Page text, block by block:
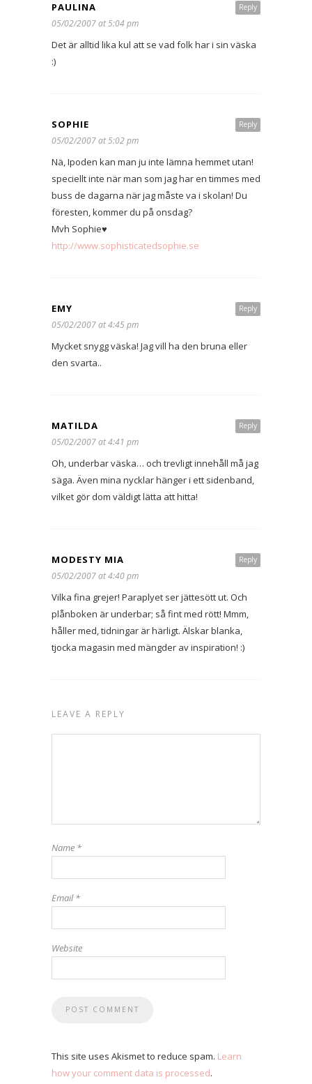
Reply
PAULINA
05/02/2007 at 5:04 pm
Det är alltid lika kul att se vad folk har i sin väska
:)
Reply
SOPHIE
05/02/2007 at 5:02 pm
Nä, Ipoden kan man ju inte lämna hemmet utan!
speciellt inte när man som jag har en timmes med
buss de dagarna när jag måste va i skolan! Du
föresten, kommer du på onsdag?
Mvh Sophie♥
http://www.sophisticatedsophie.se
Reply
EMY
05/02/2007 at 4:45 pm
Mycket snygg väska! Jag vill ha den bruna eller
den svarta..
Reply
MATILDA
05/02/2007 at 4:41 pm
Oh, underbar väska… och trevligt innehåll må jag
säga. Även mina nycklar hänger i ett sidenband,
vilket gör dom väldigt lätta att hitta!
Reply
MODESTY MIA
05/02/2007 at 4:40 pm
Vilka fina grejer! Paraplyet ser jättesött ut. Och
plånboken är underbar; så fint med rött! Mmm,
håller med, tidningar är härligt. Älskar blanka,
tjocka magasin med mängder av inspiration! :)
LEAVE A REPLY
Name *
Email*
Website
This site uses Akismet to reduce spam. Learn
how your comment data is processed.